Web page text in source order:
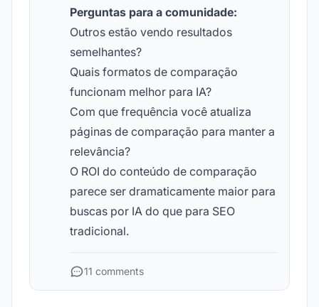
Perguntas para a comunidade:
Outros estão vendo resultados
semelhantes?
Quais formatos de comparação
funcionam melhor para IA?
Com que frequência você atualiza
páginas de comparação para manter a
relevância?
O ROI do conteúdo de comparação
parece ser dramaticamente maior para
buscas por IA do que para SEO
tradicional.
11 comments